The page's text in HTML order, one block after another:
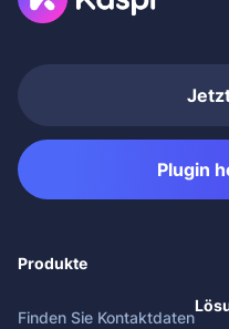
Plugin
Produkte
Finden Sie Kontaktdaten